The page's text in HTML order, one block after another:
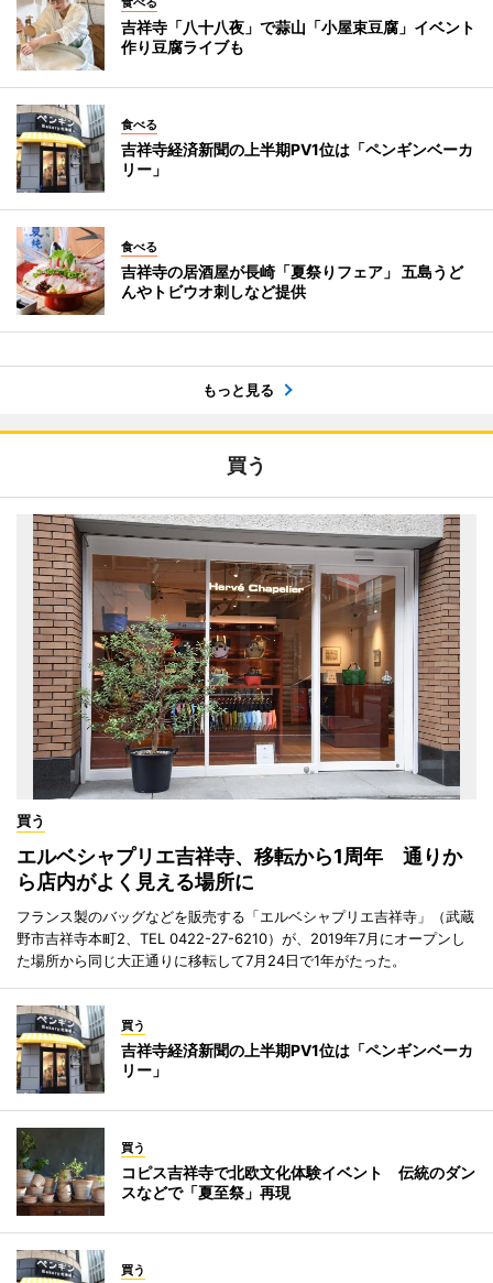
吉祥寺「八十八夜」で蒜山「小屋束豆腐」イベント
作り豆腐ライブも
食べる
吉祥寺経済新聞の上半期PV1位は「ペンギンベーカ
リー」
食べる
吉祥寺の居酒屋が長崎「夏祭りフェア」 五島うど
んやトビウオ刺しなど提供
もっと見る
買う
買う
エルベシャプリエ吉祥寺、移転から1周年 通りか
ら店内がよく見える場所に
フランス製のバッグなどを販売する「エルベシャプリエ吉祥寺」（武蔵
野市吉祥寺本町2、TEL 0422-27-6210）が、2019年7月にオープンし
た場所から同じ大正通りに移転して7月24日で1年がたった。
買う
吉祥寺経済新聞の上半期PV1位は「ペンギンベーカ
リー」
買う
コピス吉祥寺で北欧文化体験イベント 伝統のダン
スなどで「夏至祭」再現
買う